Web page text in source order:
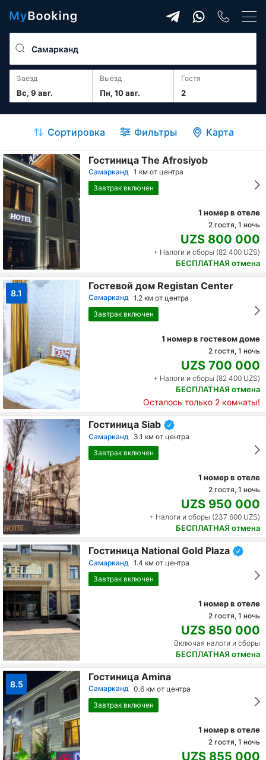
Заезд
Вс, 9 авг.
Выезд
Пн, 10 авг. 2
гостя
Сортировка Фильтры Карта
Гостиница The Afrosiyob
Самарканд 1 км от центра
Завтрак включен
1 номер в отеле
2 гостя, 1 ночь
UZS 800 000
+ Налоги и сборы (82 400 UZS)
БЕСПЛАТНАЯ отмена
8.1
Гостевой дом Registan Center
Самарканд 1.2 км от центра
Завтрак включен
1 номер в гостевом доме
2 гостя, 1 ночь
UZS 700 000
+ Налоги и сборы (82 400 UZS)
БЕСПЛАТНАЯ отмена
Осталось только 2 комнаты!
Гостиница Siab
Самарканд
3.1 км от центра
Завтрак включен
1 номер в отеле
2 гостя, 1 ночь
UZS 950 000
+ Налоги и сборы (237 600 UZS)
БЕСПЛАТНАЯ отмена
Гостиница National Gold Plaza
Самарканд 1.4 км от центра
Завтрак включен
1 номер в отеле
2 гостя, 1 ночь
UZS 850 000
Включая налоги и сборы
БЕСПЛАТНАЯ отмена
8.5
Гостиница Amina
Самарканд 0.6 км от центра
Завтрак включен
1 номер в отеле
2 гостя, 1 ночь
UZS 855 000